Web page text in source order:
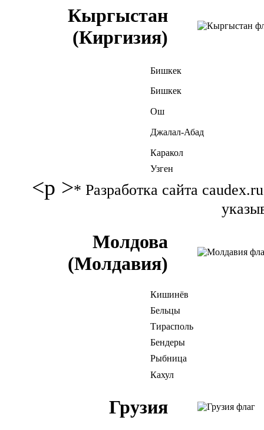
Кыргыстан
(Киргизия)
Бишкек
Бишкек
Ош
Джалал-Абад
Каракол
Узген
<p >* Разработка сайта
Молдова
(Молдавия)
Кишинёв
Бельцы
Тирасполь
Бендеры
Рыбница
Кахул
Грузия